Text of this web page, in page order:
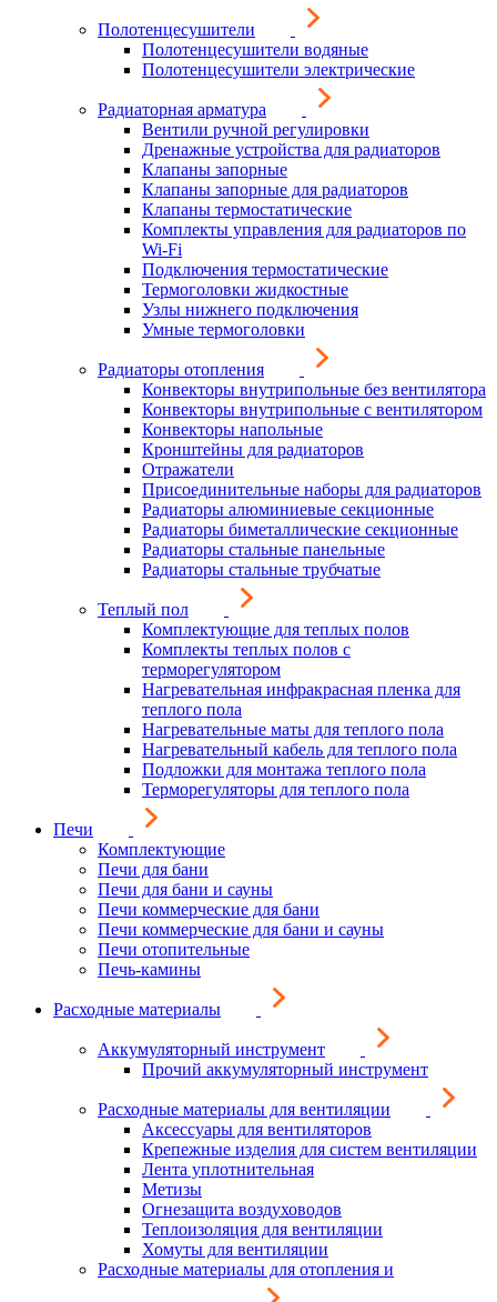
Полотенцесушители
Полотенцесушители водяные
Полотенцесушители электрические
Радиаторная арматура
Вентили ручной регулировки
Дренажные устройства для радиаторов
Клапаны запорные
Клапаны запорные для радиаторов
Клапаны термостатические
Комплекты управления для радиаторов по
Wi-Fi
Подключения термостатические
Термоголовки жидкостные
Узлы нижнего подключения
Умные термоголовки
Радиаторы отопления
Конвекторы внутрипольные без вентилятора
Конвекторы внутрипольные с вентилятором
Конвекторы напольные
Кронштейны для радиаторов
Отражатели
Присоединительные наборы для радиаторов
Радиаторы алюминиевые секционные
Радиаторы биметаллические секционные
Радиаторы стальные панельные
Радиаторы стальные трубчатые
Теплый пол
Комплектующие для теплых полов
Комплекты теплых полов с
терморегулятором
Нагревательная инфракрасная пленка для
теплого пола
Нагревательные маты для теплого пола
Нагревательный кабель для теплого пола
Подложки для монтажа теплого пола
Терморегуляторы для теплого пола
Печи
Комплектующие
Печи для бани
Печи для бани и сауны
Печи коммерческие для бани
Печи коммерческие для бани и сауны
Печи отопительные
Печь-камины
Расходные материалы
Аккумуляторный инструмент
Прочий аккумуляторный инструмент
Расходные материалы для вентиляции
Аксессуары для вентиляторов
Крепежные изделия для систем вентиляции
Лента уплотнительная
Метизы
Огнезащита воздуховодов
Теплоизоляция для вентиляции
Хомуты для вентиляции
Расходные материалы для отопления и